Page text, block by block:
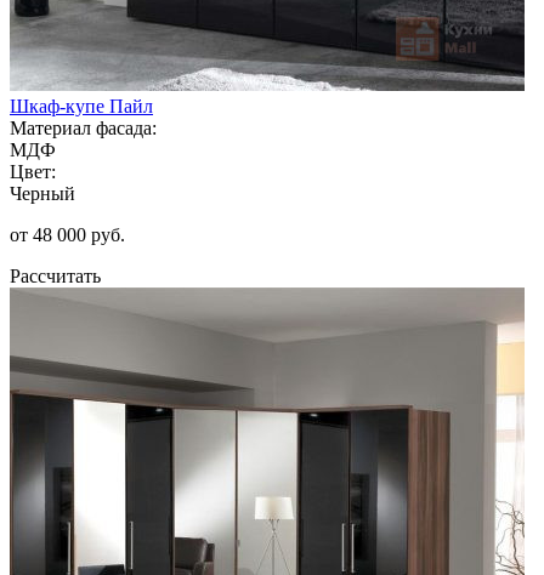
Шкаф-купе Пайл
Материал фасада:
МДФ
Цвет:
Черный
от 48 000 руб.
Рассчитать